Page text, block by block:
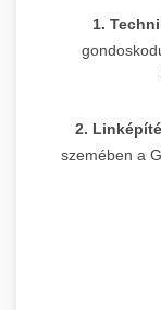
1.
2.
szemében a